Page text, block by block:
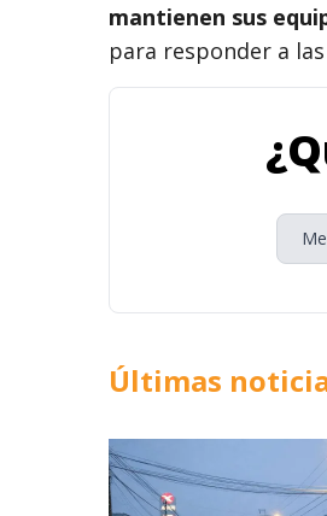
mantienen sus
para responder a
Últimas